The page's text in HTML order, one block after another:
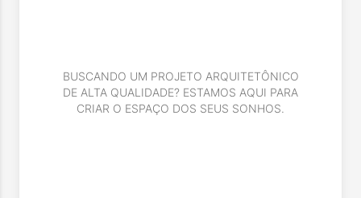
BUSCANDO UM PROJETO ARQUITETÔNICO
DE ALTA QUALIDADE? ESTAMOS AQUI PARA
CRIAR O ESPAÇO DOS SEUS SONHOS.